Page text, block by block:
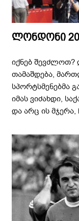
ლონდონი
იქნებ შევძლოთ?
თამაშდება,
სპორტსმენებმა
იმას ვიძახდი,
და არც ის